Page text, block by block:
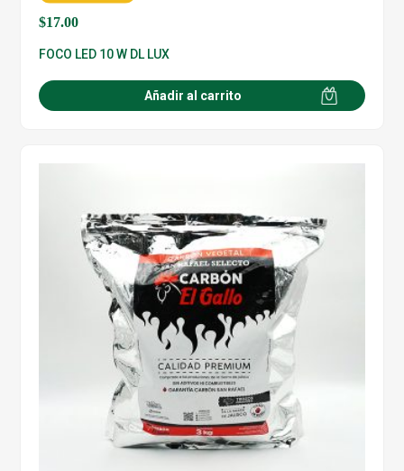
$17.00
FOCO LED 10 W DL LUX
Añadir al carrito